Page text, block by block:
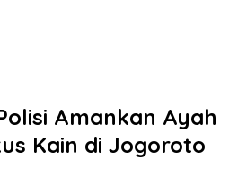
Amankan Ayah
Kain di Jogoroto